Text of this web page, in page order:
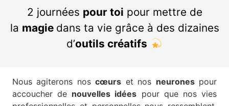
2 journées pour toi pour mettre de
la magie dans ta vie grâce à des dizaines
d’outils créatifs
Nous agiterons noscœurs et nos neuronespour
accoucher de nouvelles idées pour que nos vies